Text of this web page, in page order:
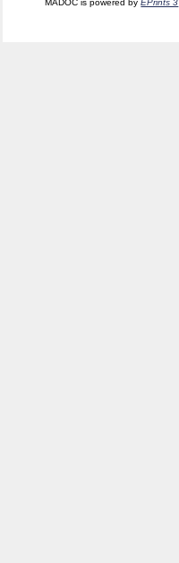
MADOC is powered byEPrints 3